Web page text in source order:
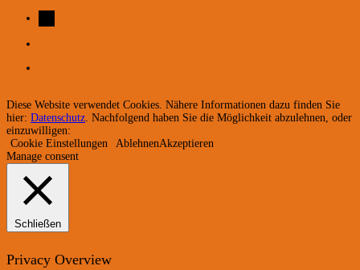
Diese Website verwendet Cookies. Nähere Informationen dazu finden Sie
hier: Datenschutz. Nachfolgend haben Sie die Möglichkeit abzulehnen, oder
einzuwilligen:
Cookie Einstellungen
AblehnenAkzeptieren
Manage consent
Schließen
Privacy Overview